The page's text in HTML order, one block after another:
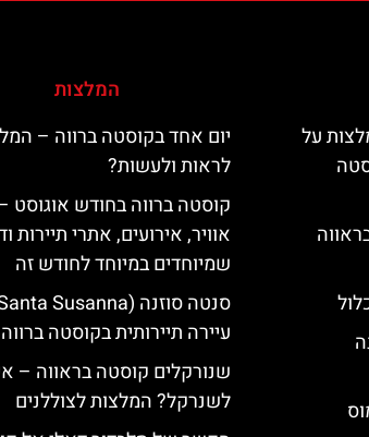
על
המלצות
יום אחד בקוסטה ברווה –
לראות ולעשות?
קוסטה ברווה בחודש אוגוסט
אוויר, אירועים, אתרי תיירות
שמיוחדים במיוחד לחודש זה
עיירה תיירותית בקוסטה ברווה
שנורקלים קוסטה בראווה –
לשנרקל? המלצות לצוללנים